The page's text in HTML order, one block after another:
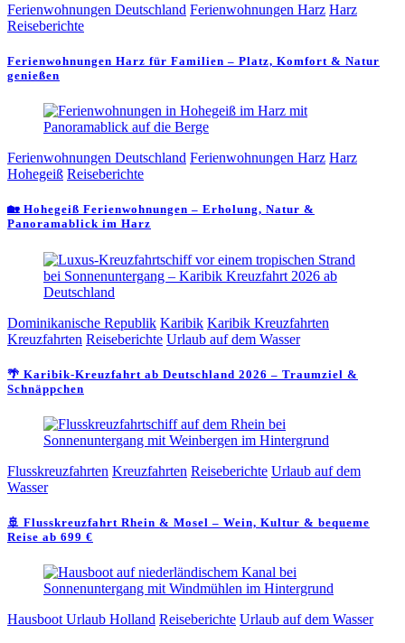
Ferienwohnungen Deutschland Ferienwohnungen Harz Harz
Reiseberichte
Ferienwohnungen Harz für Familien – Platz, Komfort & Natur
genießen
Ferienwohnungen Deutschland Ferienwohnungen Harz Harz
Hohegeiß Reiseberichte
🏡 Hohegeiß Ferienwohnungen – Erholung, Natur &
Panoramablick im Harz
Dominikanische Republik Karibik Karibik Kreuzfahrten
Kreuzfahrten Reiseberichte Urlaub auf dem Wasser
🌴 Karibik-Kreuzfahrt ab Deutschland 2026 – Traumziel &
Schnäppchen
Flusskreuzfahrten Kreuzfahrten Reiseberichte Urlaub auf dem
Wasser
🚢 Flusskreuzfahrt Rhein & Mosel – Wein, Kultur & bequeme
Reise ab 699 €
Hausboot Urlaub Holland Reiseberichte Urlaub auf dem Wasser